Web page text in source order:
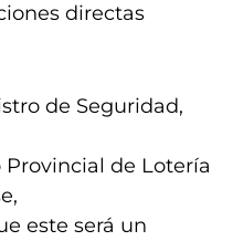
directas
de Seguridad,
de Lotería
este será un